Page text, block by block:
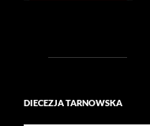
DIECEZJA TARNOWSKA